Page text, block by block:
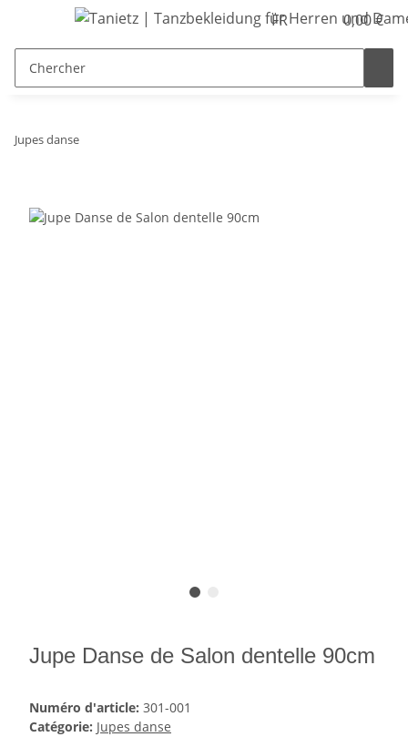
FR 0,00 €
Jupes danse
Jupe Danse de Salon dentelle 90cm
Numéro d'article: 301-001
Catégorie: Jupes danse